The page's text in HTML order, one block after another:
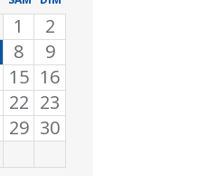
1
2
8
9
15 16
22 23
29 30